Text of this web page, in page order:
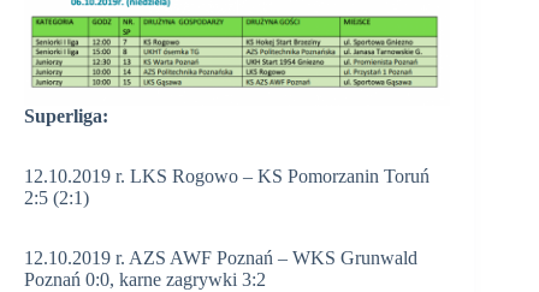
Superliga:
12.10.2019 r. LKS Rogowo – KS Pomorzanin Toruń
2:5 (2:1)
12.10.2019 r. AZS AWF Poznań – WKS Grunwald
Poznań 0:0, karne zagrywki 3:2